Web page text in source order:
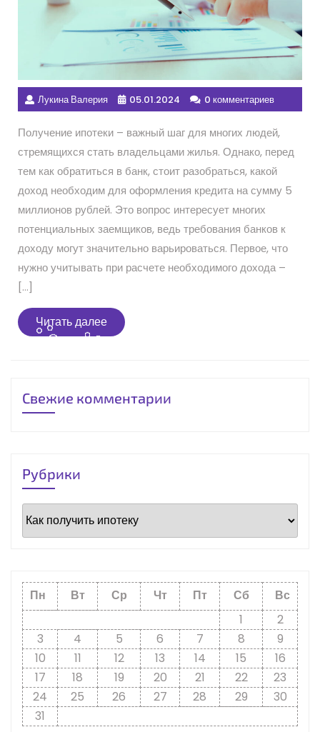
Лукина Валерия 05.01.2024 0 комментариев
Получение ипотеки – важный шаг для многих людей,
стремящихся стать владельцами жилья. Однако, перед
тем как обратиться в банк, стоит разобраться, какой
доход необходим для оформления кредита на сумму 5
миллионов рублей. Это вопрос интересует многих
потенциальных заемщиков, ведь требования банков к
доходу могут значительно варьироваться. Первое, что
нужно учитывать при расчете необходимого дохода –
[…]
Читать далееЧитать
далее
Свежие комментарии
Рубрики
Рубрики
Пн Вт Ср Чт Пт Сб
Вс
1
2
3
4 5 6 7 8
9
10
11 12 13 14 15
16
17
18 19 20 21 22
23
24
25 26 27 28 29
30
31